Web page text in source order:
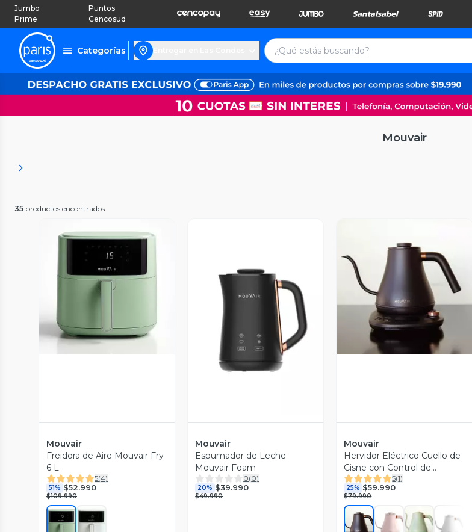
Jumbo
Prime
Puntos
Cencosud
Categorías
Mouvair
35 productos encontrados
Vista Previa
Mouvair
Freidora de Aire Mouvair Fry
6 L
5(4)
51% $52.990
$109.990
Vista Previa
Mouvair
Espumador de Leche
Mouvair Foam
0(0)
20% $39.990
$49.990
Vista Previa
Mouvair
Hervidor Eléctrico Cuello de
Cisne con Control de
Temperatura Mouvair Swan
5(1)
25% $59.990
$79.990